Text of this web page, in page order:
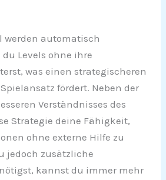
werden automatisch
Levels ohne ihre
was einen strategischeren
fördert. Neben der
Verständnisses des
Strategie deine Fähigkeit,
ohne externe Hilfe zu
jedoch zusätzliche
kannst du immer mehr